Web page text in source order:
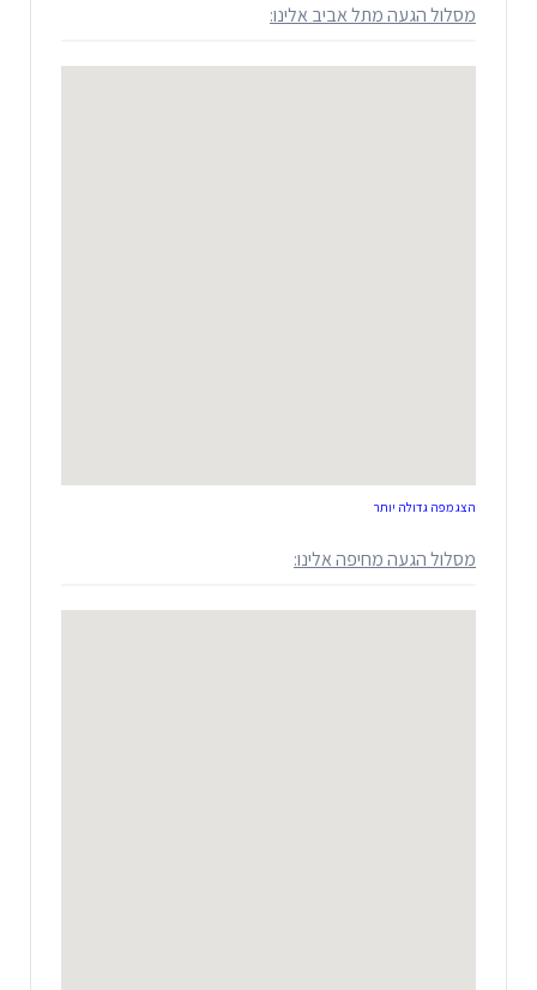
מסלול הגעה מתל אביב אלינו:
הצג מפה גדולה יותר
מסלול הגעה מחיפה אלינו: